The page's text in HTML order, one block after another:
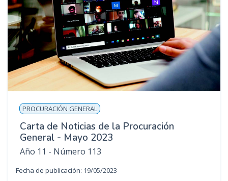
PROCURACIÓN GENERAL
Carta de Noticias de la Procuración
General - Mayo 2023
Año 11 - Número 113
Fecha de publicación: 19/05/2023